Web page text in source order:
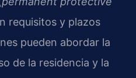
requisitos y plazos
pueden abordar la
de la residencia y la